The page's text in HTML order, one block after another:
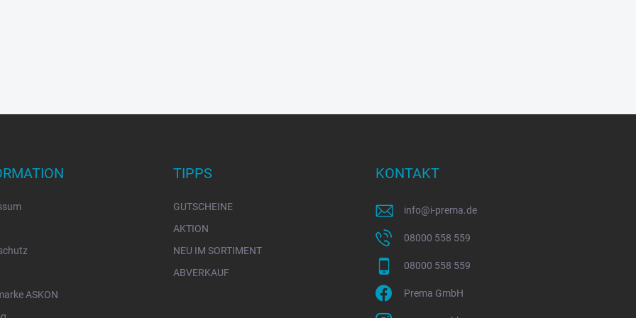
ASKON
TIPPS
GUTSCHEINE
AKTION
NEU IM SORTIMENT
ABVERKAUF
KONTAKT
info@i-prema.de
08000 558 559
08000 558 559
Prema GmbH